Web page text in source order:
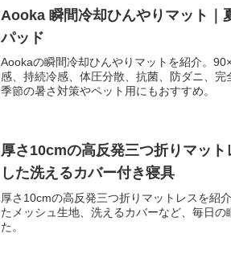
Aooka 瞬間冷却ひんやりマット｜
パッド
Aookaの瞬間冷却ひんやりマットを紹介。
感、持続冷感、体圧分散、抗菌、防ダニ、
季節の暑さ対策やペット用にもおすすめ。
厚さ10cmの高反発三つ折りマッ
した洗えるカバー付き寝具
厚さ10cmの高反発三つ折りマットレスを紹
たメッシュ生地、洗えるカバーなど、毎日
た。